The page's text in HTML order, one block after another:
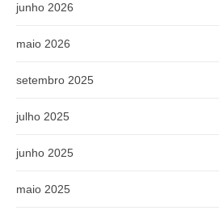
junho 2026
maio 2026
setembro 2025
julho 2025
junho 2025
maio 2025